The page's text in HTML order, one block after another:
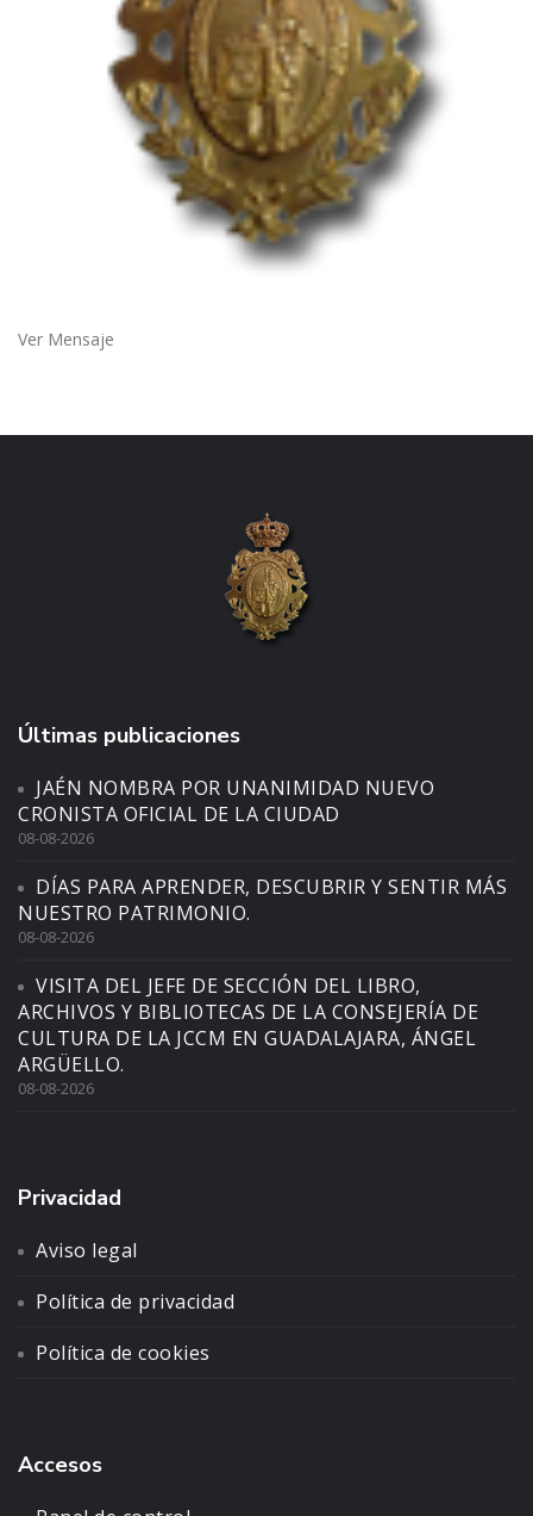
Ver Mensaje
Últimas publicaciones
JAÉN NOMBRA POR UNANIMIDAD NUEVO
CRONISTA OFICIAL DE LA CIUDAD
08-08-2026
DÍAS PARA APRENDER, DESCUBRIR Y SENTIR MÁS
NUESTRO PATRIMONIO.
08-08-2026
VISITA DEL JEFE DE SECCIÓN DEL LIBRO,
ARCHIVOS Y BIBLIOTECAS DE LA CONSEJERÍA DE
CULTURA DE LA JCCM EN GUADALAJARA, ÁNGEL
ARGÜELLO.
08-08-2026
Privacidad
Aviso legal
Política de privacidad
Política de cookies
Accesos